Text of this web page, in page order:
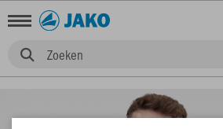
Zoeken